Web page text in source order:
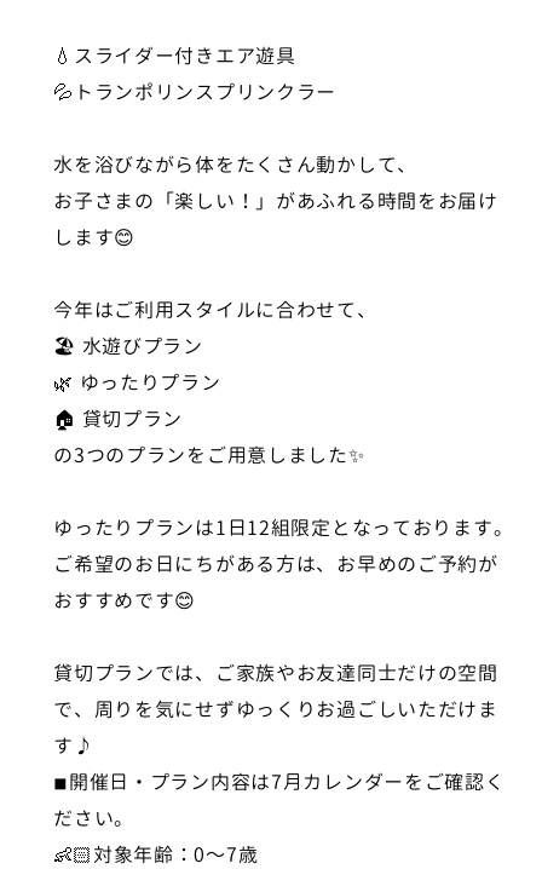
💧スライダー付きエア遊具
💦トランポリンスプリンクラー
水を浴びながら体をたくさん動かして、
お子さまの「楽しい！」があふれる時間をお届け
します😊
今年はご利用スタイルに合わせて、
🏖️ 水遊びプラン
🌿 ゆったりプラン
🏠 貸切プラン
の3つのプランをご用意しました✨
ゆったりプランは1日12組限定となっております。
ご希望のお日にちがある方は、お早めのご予約が
おすすめです😊
貸切プランでは、ご家族やお友達同士だけの空間
で、周りを気にせずゆっくりお過ごしいただけま
す♪
◾︎開催日・プラン内容は7月カレンダーをご確認く
ださい。
👶🏻対象年齢：0〜7歳